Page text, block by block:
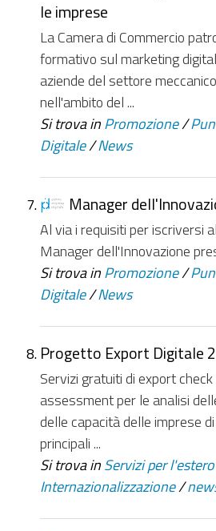
le imprese
La Camera di Commercio
formativo sul marketing
aziende del settore
nell'ambito del ...
Si trova in Promozione /
Digitale /News
Manager
Al via i requisiti per iscriversi
Manager dell'Innovazione
Si trova in Promozione /
Digitale /News
Progetto Export Digitale
Servizi gratuiti di export check
assessment per le analisi
delle capacità delle imprese
principali ...
Si trova in Servizi per l'estero
Internazionalizzazione /